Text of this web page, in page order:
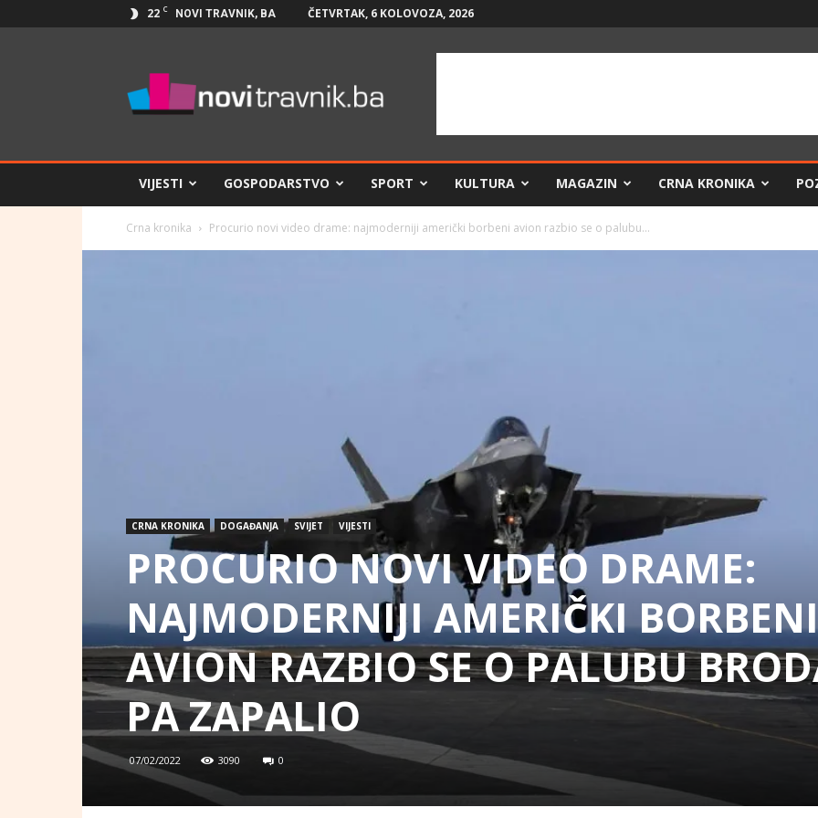
22 C NOVI TRAVNIK, BA ČETVRTAK, 6 KOLOVOZA, 2026
Travnik.ba
VIJESTI GOSPODARSTVO SPORT KULTURA MAGAZIN CRNA KRONIKA
Crna kronika Procurio novi video drame: najmoderniji američki borbeni avion razbio se o palubu...
CRNA KRONIKA DOGAĐANJA SVIJET VIJESTI
PROCURIO NOVI VIDEO DRAME:
NAJMODERNIJI AMERIČKI BORBENI
AVION RAZBIO SE O PALUBU
PA ZAPALIO
07/02/2022 3090 0